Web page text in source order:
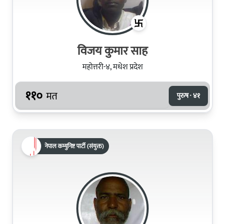
विजय कुमार साह
महोत्तरी-४, मधेश प्रदेश
११० मत पुरुष · ४१
नेपाल कम्युनिष्ट पार्टी (संयुक्त)